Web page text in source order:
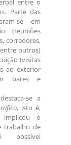
entre o
Parte das
se em
(reuniões
corredores,
outros)
(visitas
ao exterior
bares e
se a
, isto é,
o
trabalho de
possível